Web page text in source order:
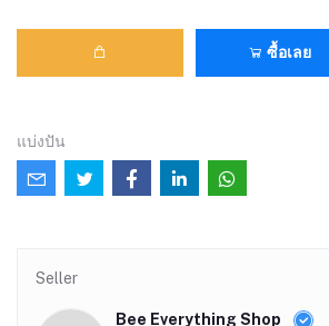
ซื้อเลย
แบ่งปัน
Seller
Bee Everything Shop